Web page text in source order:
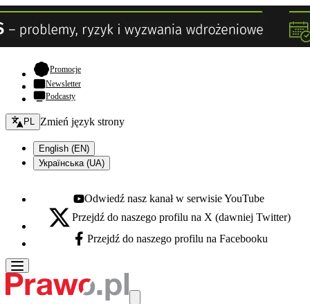
Promocje- otwiera się w nowej karcie
Newsletter
Podcasty
Zmień język - bieżący:
PL Zmień język strony
English (EN)
Українська (UA)
Youtube - otwiera się w nowej karcie
Odwiedź nasz kanał w serwisie YouTube
X - otwiera się w nowej karcie
Przejdź do naszego profilu na X (dawniej Twitter)
Facebook - otwiera się w nowej karcie
Przejdź do naszego profilu na Facebooku